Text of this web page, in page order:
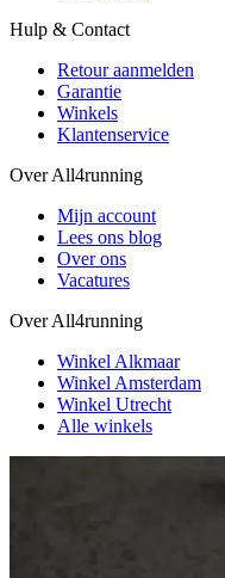
Hulp & Contact
Retour aanmelden
Garantie
Winkels
Klantenservice
Over All4running
Mijn account
Lees ons blog
Over ons
Vacatures
Over All4running
Winkel Alkmaar
Winkel Amsterdam
Winkel Utrecht
Alle winkels